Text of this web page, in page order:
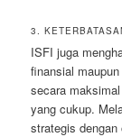
3.
ISFI juga
finansial
secara
yang cukup.
strategis